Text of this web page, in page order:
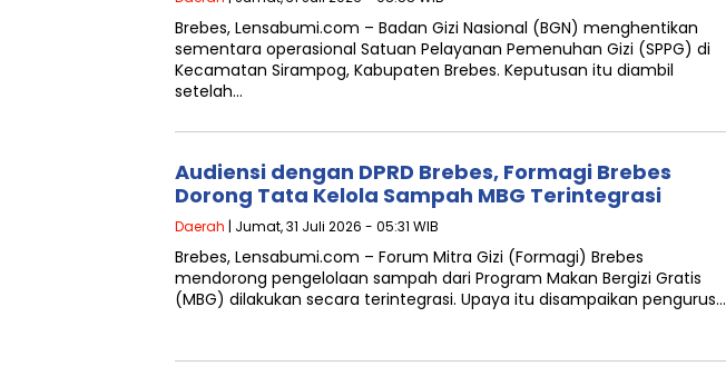
Brebes, Lensabumi.com – Badan Gizi Nasional (BGN) menghentikan
sementara operasional Satuan Pelayanan Pemenuhan Gizi (SPPG) di
Kecamatan Sirampog, Kabupaten Brebes. Keputusan itu diambil
setelah…
Audiensi dengan DPRD Brebes, Formagi Brebes
Dorong Tata Kelola Sampah MBG Terintegrasi
Daerah | Jumat, 31 Juli 2026 - 05:31 WIB
Brebes, Lensabumi.com – Forum Mitra Gizi (Formagi) Brebes
mendorong pengelolaan sampah dari Program Makan Bergizi Gratis
(MBG) dilakukan secara terintegrasi. Upaya itu disampaikan pengurus…